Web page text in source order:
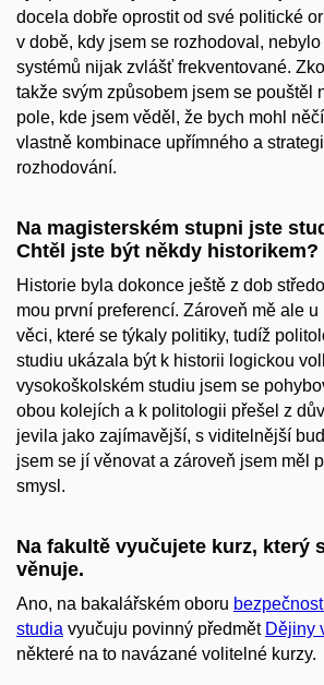
docela dobře oprostit od své politické
v době, kdy jsem se rozhodoval,
systémů nijak zvlášť frekventované.
takže svým způsobem jsem se pouštěl
pole, kde jsem věděl, že bych mohl
vlastně kombinace upřímného a
rozhodování.
Na magisterském stupni jste
Chtěl jste být někdy historikem?
Historie byla dokonce ještě z dob
mou první preferencí. Zároveň mě ale
věci, které se týkaly politiky, tudíž
studiu ukázala být k historii logickou
vysokoškolském studiu jsem se
obou kolejích a k politologii přešel z
jevila jako zajímavější, s viditelnější
jsem se jí věnovat a zároveň jsem měl
smysl.
Na fakultě vyučujete kurz, který
věnuje.
Ano, na bakalářském oboru
studia vyučuju povinný předmět Dějiny
některé na to navázané volitelné kurzy.